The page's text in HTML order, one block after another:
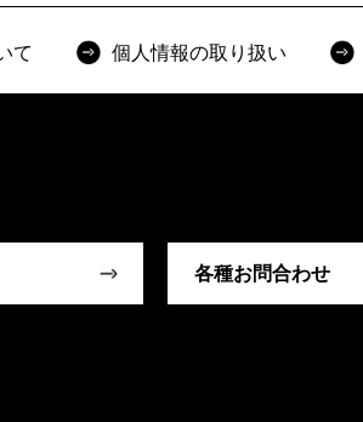
て 個人情報の取り扱い
各種お問合わせ